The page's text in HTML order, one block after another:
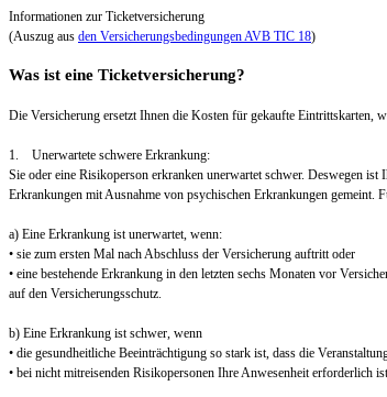
Informationen zur Ticketversicherung
(Auszug aus den Versicherungsbedingungen AVB TIC 18)
Was ist eine Ticketversicherung?
Die Versicherung ersetzt Ihnen die Kosten für gekaufte Eintrittskarten,
1. Unerwartete schwere Erkrankung:
Sie oder eine Risikoperson erkranken unerwartet schwer. Deswegen
Erkrankungen mit Ausnahme von psychischen Erkrankungen gemeint.
a) Eine Erkrankung ist unerwartet, wenn:
• sie zum ersten Mal nach Abschluss der Versicherung auftritt oder
• eine bestehende Erkrankung in den letzten sechs Monaten vor
auf den Versicherungsschutz.
b) Eine Erkrankung ist schwer, wenn
• die gesundheitliche Beeinträchtigung so stark ist, dass die
• bei nicht mitreisenden Risikopersonen Ihre Anwesenheit erforderlich